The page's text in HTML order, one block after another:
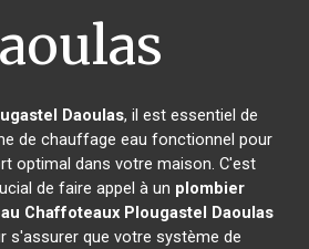
Daoulas, il est essentiel de
de chauffage eau fonctionnel pour
optimal dans votre maison. C'est
de faire appel à un plombier
Chaffoteaux Plougastel Daoulas
s'assurer que votre système de